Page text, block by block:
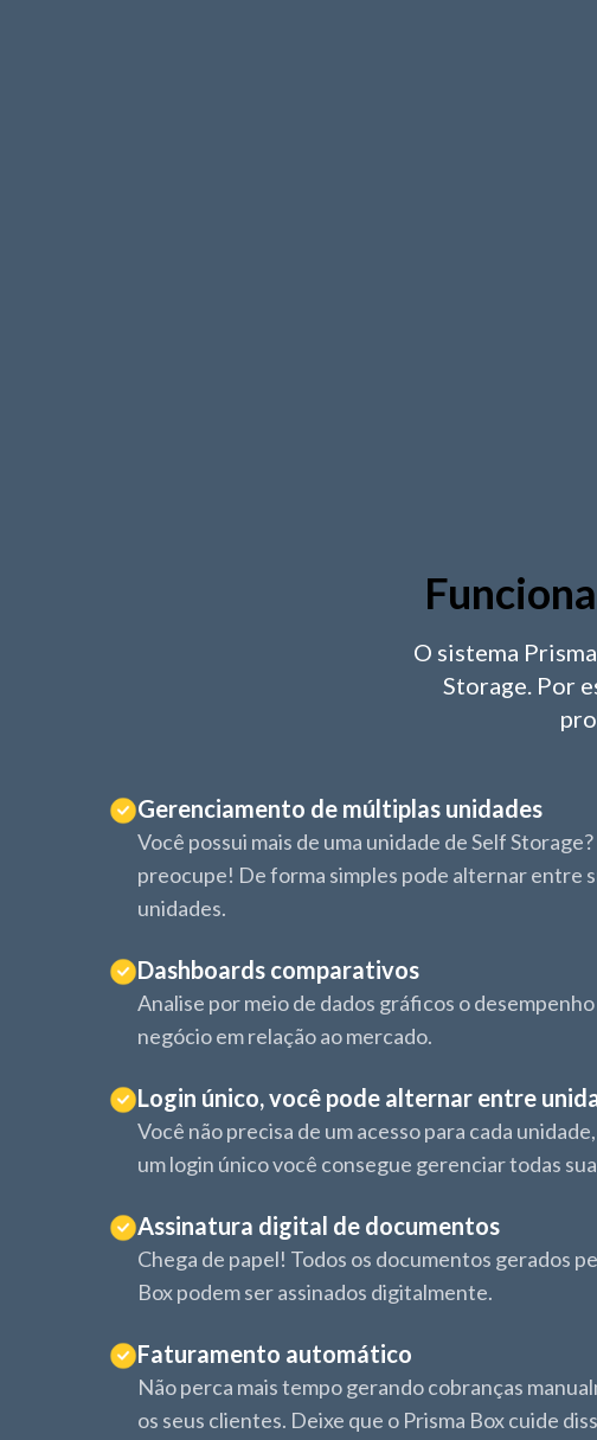
O sistema
Storage. Por
Gerenciamento de múltiplas unidades
Você possui mais de uma unidade de Self
preocupe! De forma simples pode alternar entre
unidades.
Dashboards comparativos
Analise por meio de dados gráficos o desempenho
negócio em relação ao mercado.
Login único, você pode alternar entre
Você não precisa de um acesso para cada
um login único você consegue gerenciar todas
Assinatura digital de documentos
Chega de papel! Todos os documentos gerados
Box podem ser assinados digitalmente.
Faturamento automático
Não perca mais tempo gerando cobranças
os seus clientes. Deixe que o Prisma Box cuide